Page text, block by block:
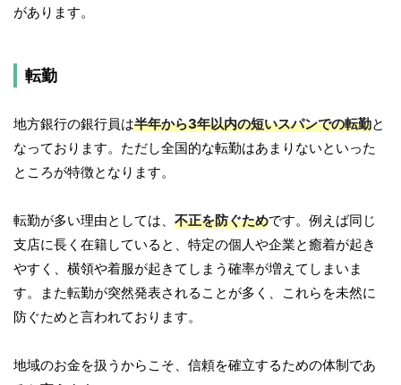
があります。
転勤
地方銀行の銀行員は半年から3年以内の短いスパンでの転勤と
なっております。ただし全国的な転勤はあまりないといった
ところが特徴となります。
転勤が多い理由としては、 不正を防ぐためです。例えば同じ
支店に長く在籍していると、特定の個人や企業と癒着が起き
やすく、横領や着服が起きてしまう確率が増えてしまいま
す。また転勤が突然発表されることが多く、これらを未然に
防ぐためと言われております。
地域のお金を扱うからこそ、信頼を確立するための体制であ